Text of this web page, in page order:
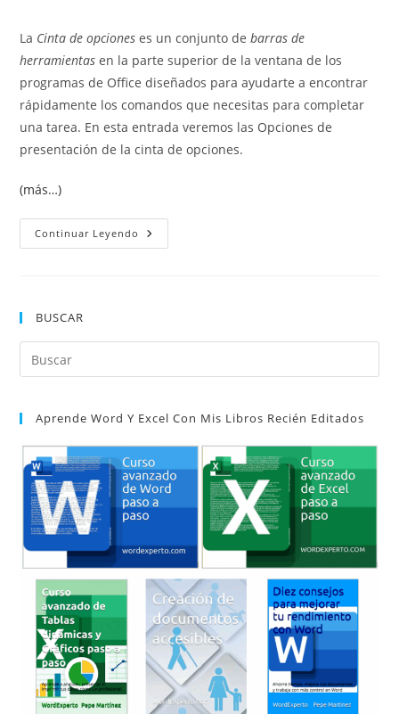
entrada:
entrada:
La Cinta de opciones es un conjunto debarras de
herramientas en la parte superior de la ventana de los
programas de Office diseñados para ayudarte a encontrar
rápidamente los comandos que necesitas para completar
una tarea. En esta entrada veremos las Opciones de
presentación de la cinta de opciones.
(más…)
Continuar Leyendo Mostrar
U
Presentación
Cinta
BUSCAR
Aprende Word Y Excel Con Mis Libros Recién Editados